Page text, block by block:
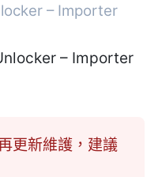
– Importer
更新維護，建議